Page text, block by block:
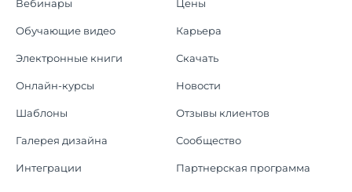
Вебинары
Обучающие видео
Электронные книги
Онлайн-курсы
Шаблоны
Галерея дизайна
Интеграции
Цены
Карьера
Скачать
Новости
Отзывы клиентов
Cообщество
Партнерская программа